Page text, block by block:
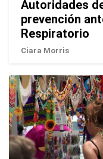
Autoridades
prevención
Respiratorio
Ciara Morris